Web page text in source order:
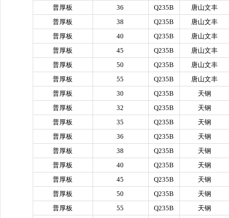
普厚板
36 Q235B
唐山文丰
普厚板
38 Q235B
唐山文丰
普厚板
40 Q235B
唐山文丰
普厚板
45 Q235B
唐山文丰
普厚板
50 Q235B
唐山文丰
普厚板
55 Q235B
唐山文丰
普厚板
30 Q235B
天钢
普厚板
32 Q235B
天钢
普厚板
35 Q235B
天钢
普厚板
36 Q235B
天钢
普厚板
38 Q235B
天钢
普厚板
40 Q235B
天钢
普厚板
45 Q235B
天钢
普厚板
50 Q235B
天钢
普厚板
55 Q235B
天钢